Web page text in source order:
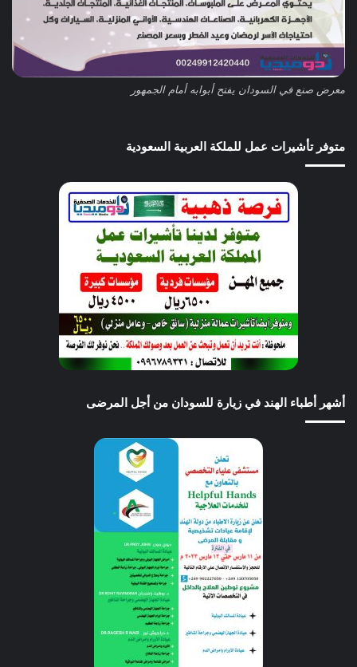
معرض صنع في السودان يفتح أبوابه أمام الجمهور
متوفر تأشيرات عمل للملكة العربية السعودية
أشهر أطباء الهند في زيارة للسودان من أجل المرضى